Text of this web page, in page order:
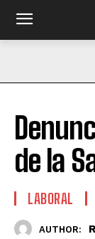
de la
LABORAL
AUTHOR: